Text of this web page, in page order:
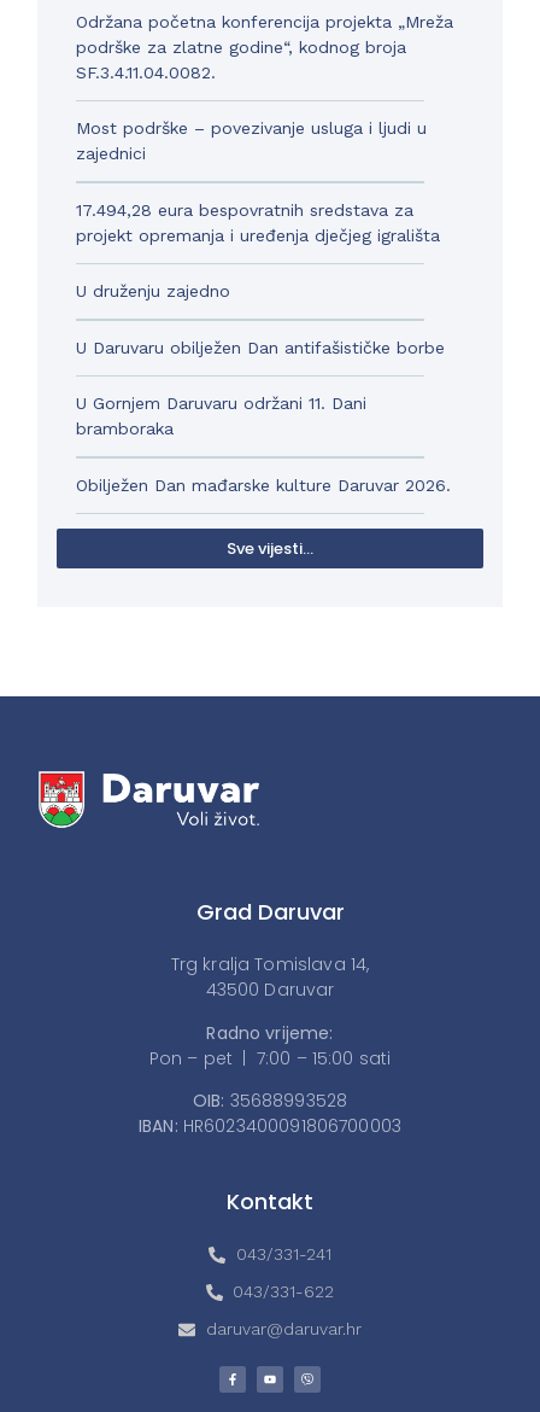
Održana početna konferencija projekta „Mreža
podrške za zlatne godine“, kodnog broja
SF.3.4.11.04.0082.
Most podrške – povezivanje usluga i ljudi u
zajednici
17.494,28 eura bespovratnih sredstava za
projekt opremanja i uređenja dječjeg igrališta
U druženju zajedno
U Daruvaru obilježen Dan antifašističke borbe
U Gornjem Daruvaru održani 11. Dani
bramboraka
Obilježen Dan mađarske kulture Daruvar 2026.
Sve vijesti...
Grad Daruvar
Trg kralja Tomislava 14,
43500 Daruvar
Radno vrijeme:
Pon – pet | 7:00 – 15:00 sati
OIB: 35688993528
IBAN: HR6023400091806700003
Kontakt
043/331-241
043/331-622
daruvar@daruvar.hr